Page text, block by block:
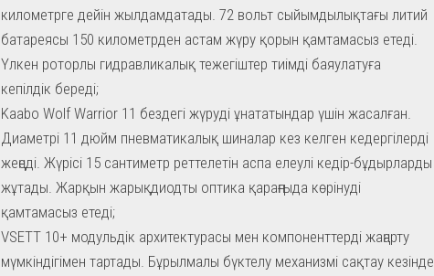
километрге дейін жылдамдатады. 72 вольт сыйымдылықтағы литий
батареясы 150 километрден астам жүру қорын қамтамасыз етеді.
Үлкен роторлы гидравликалық тежегіштер тиімді баяулатуға
кепілдік береді;
Kaabo Wolf Warrior 11 бездегі жүруді ұнататындар үшін жасалған.
Диаметрі 11 дюйм пневматикалық шиналар кез келген кедергілерді
жеңеді. Жүрісі 15 сантиметр реттелетін аспа елеулі кедір-бұдырларды
жұтады. Жарқын жарықдиодты оптика қараңғыда көрінуді
қамтамасыз етеді;
VSETT 10+ модульдік архитектурасы мен компоненттерді жаңарту
мүмкіндігімен тартады. Бұрылмалы бүктелу механизмі сақтау кезінде